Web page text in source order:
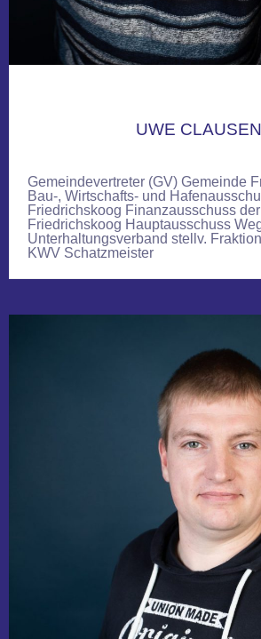
UWE CLAUSEN
Gemeindevertreter (GV) Gemeinde
Bau-, Wirtschafts- und
Friedrichskoog Finanzausschuss
Friedrichskoog Hauptausschuss
Unterhaltungsverband stellv.
KWV Schatzmeister